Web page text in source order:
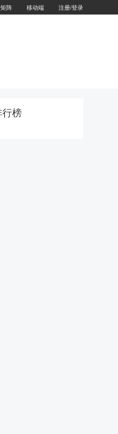
阵 移动端
注册/登录
榜